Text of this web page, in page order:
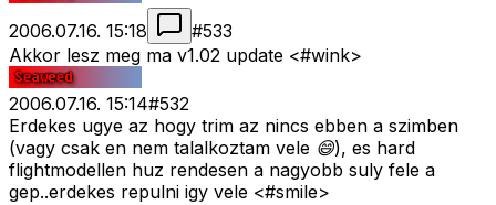
2006.07.16. 15:18 #533
Akkor lesz meg ma v1.02 update <#wink>
2006.07.16. 15:14#532
Erdekes ugye az hogy trim az nincs ebben a szimben
(vagy csak en nem talalkoztam vele 😄), es hard
flightmodellen huz rendesen a nagyobb suly fele a
gep..erdekes repulni igy vele <#smile>